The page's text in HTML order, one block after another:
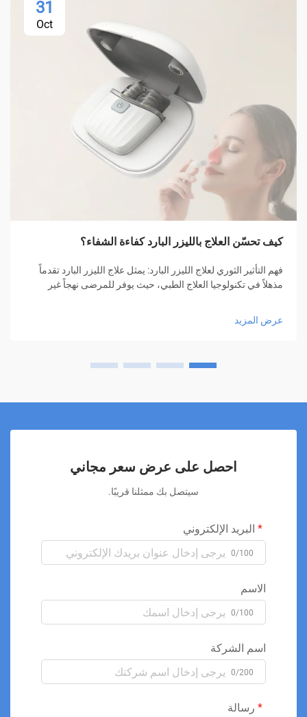
31
Oct
كيف تحسّن العلاج بالليزر البارد كفاءة الشفاء؟
فهم التأثير الثوري لعلاج الليزر البارد: يمثل علاج الليزر البارد تقدماً
مذهلاً في تكنولوجيا العلاج الطبي، حيث يوفر للمرضى نهجاً غير
عرض المزيد
احصل على عرض سعر مجاني
سيتصل بك ممثلنا قريبًا.
البريد الإلكتروني
0/100
الاسم
0/100
اسم الشركة
0/200
رسالة